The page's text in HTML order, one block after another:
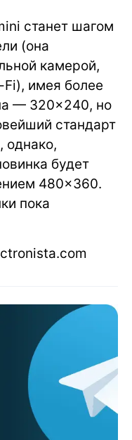
станет шагом
(она
камерой,
имея более
— 320×240, но
стандарт
однако,
будет
480×360.
пока